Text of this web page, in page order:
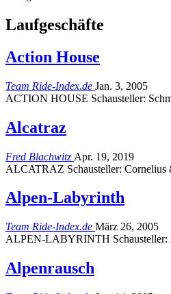
Laufgeschäfte
Action House
Team Ride-Index.de Jan. 3, 2005
ACTION HOUSE Schausteller:
Alcatraz
Fred Blachwitz Apr. 19, 2019
ALCATRAZ Schausteller:
Alpen-Labyrinth
Team Ride-Index.de März 26, 2005
ALPEN-LABYRINTH Schausteller:
Alpenrausch